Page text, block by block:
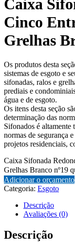
Caixa
Cinco
Grelhas
Os produtos desta
sistemas de esgoto e
sifonadas, ralos e
prediais e
água e de esgoto.
Os itens desta seção
determinação das
Sifonados é altamente
normas de segurança
projetos residenciais,
Caixa Sifonada
Grelhas Branco nº19
Adicionar o orçamento
Categoria: Esgoto
Descrição
Avaliações (0)
Descrição